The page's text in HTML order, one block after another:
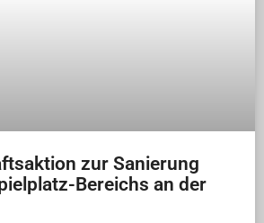
zur Sanierung
Bereichs an der